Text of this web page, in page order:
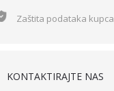
Zaštita podataka kupca
KONTAKTIRAJTE NAS